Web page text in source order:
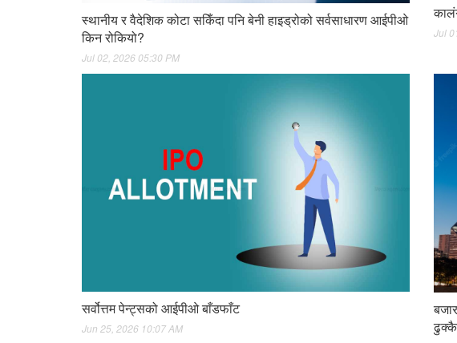
स्थानीय र वैदेशिक कोटा सकिँदा पनि बेनी हाइड्रोको सर्वसाधारण आईपीओ
किन रोकियो?
Jul 02, 2026 05:30 PM
Jul
सर्वोत्तम पेन्ट्सको आईपीओ बाँडफाँट
Jun 25, 2026 10:07 AM
ढुक्कै